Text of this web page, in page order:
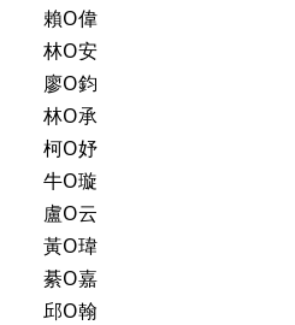
賴O偉
林O安
廖O鈞
林O承
柯O妤
牛O璇
盧O云
黃O瑋
綦O嘉
邱O翰